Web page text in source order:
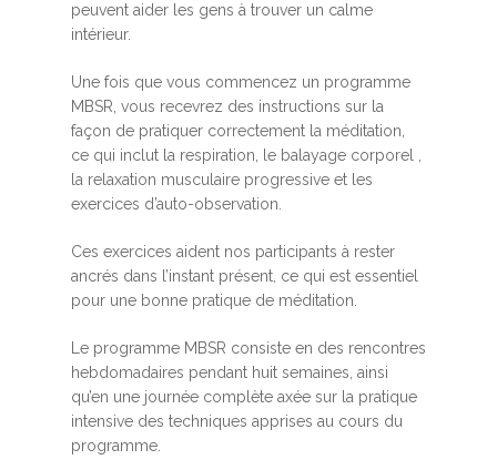
peuvent aider les gens à trouver un calme
intérieur.
Une fois que vous commencez un programme
MBSR, vous recevrez des instructions sur la
façon de pratiquer correctement la méditation,
ce qui inclut la respiration, le balayage corporel ,
la relaxation musculaire progressive et les
exercices d’auto-observation.
Ces exercices aident nos participants à rester
ancrés dans l’instant présent, ce qui est essentiel
pour une bonne pratique de méditation.
Le programme MBSR consiste en des rencontres
hebdomadaires pendant huit semaines, ainsi
qu’en une journée complète axée sur la pratique
intensive des techniques apprises au cours du
programme.